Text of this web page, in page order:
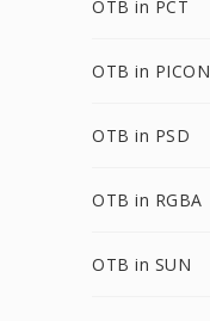
OTB in PCT
OTB in PICON
OTB in PSD
OTB in RGBA
OTB in SUN